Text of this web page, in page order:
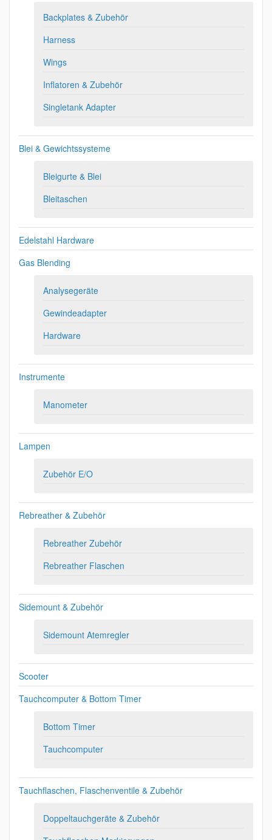
Backplates & Zubehör
Harness
Wings
Inflatoren & Zubehör
Singletank Adapter
Blei & Gewichtssysteme
Bleigurte & Blei
Bleitaschen
Edelstahl Hardware
Gas Blending
Analysegeräte
Gewindeadapter
Hardware
Instrumente
Manometer
Lampen
Zubehör E/O
Rebreather & Zubehör
Rebreather Zubehör
Rebreather Flaschen
Sidemount & Zubehör
Sidemount Atemregler
Scooter
Tauchcomputer & Bottom Timer
Bottom Timer
Tauchcomputer
Tauchflaschen, Flaschenventile & Zubehör
Doppeltauchgeräte & Zubehör